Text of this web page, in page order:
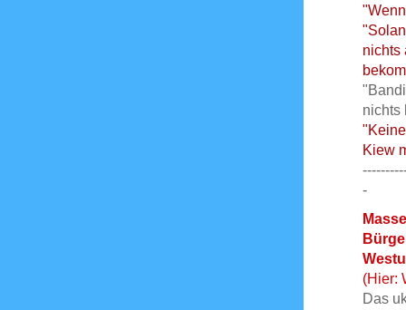
nichts
nichts
Kiew
-
(Hier:
Das